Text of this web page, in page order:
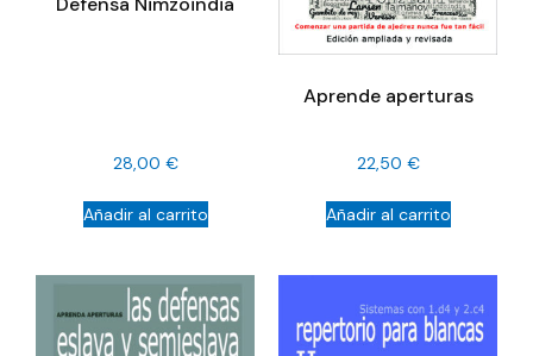
28,00 €
Añadir al carrito
Aprende aperturas
22,50 €
Añadir al carrito